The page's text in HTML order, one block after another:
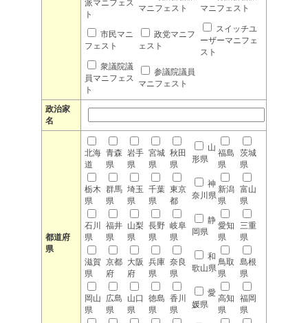
派マニフェス
ト
マニフェスト
マニフェスト
市民マニ
フェスト
政党マニフ
ェスト
スイッチユ
ーザーマニフェ
スト
衆議院議
員マニフェス
ト
参議院議員
マニフェスト
政治家
名
都道府
県
北海
道
青森
県
岩手
県
宮城
県
秋田
県
山
形県
福島
県
茨城
県
栃木
県
群馬
県
埼玉
県
千葉
県
東京
都
神
奈川県
新潟
県
富山
県
石川
県
福井
県
山梨
県
長野
県
岐阜
県
静
岡県
愛知
県
三重
県
滋賀
県
京都
府
大阪
府
兵庫
県
奈良
県
和
歌山県
鳥取
県
島根
県
岡山
県
広島
県
山口
県
徳島
県
香川
県
愛
媛県
高知
県
福岡
県